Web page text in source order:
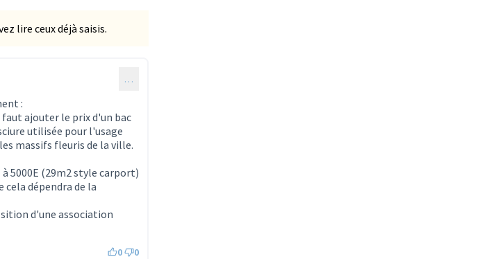
lire ceux déjà saisis.
…
:
ajouter le prix d'un bac
utilisée pour l'usage
massifs fleuris de la ville.
à 5000E (29m2 style carport)
dépendra de la
d'une association
0 0